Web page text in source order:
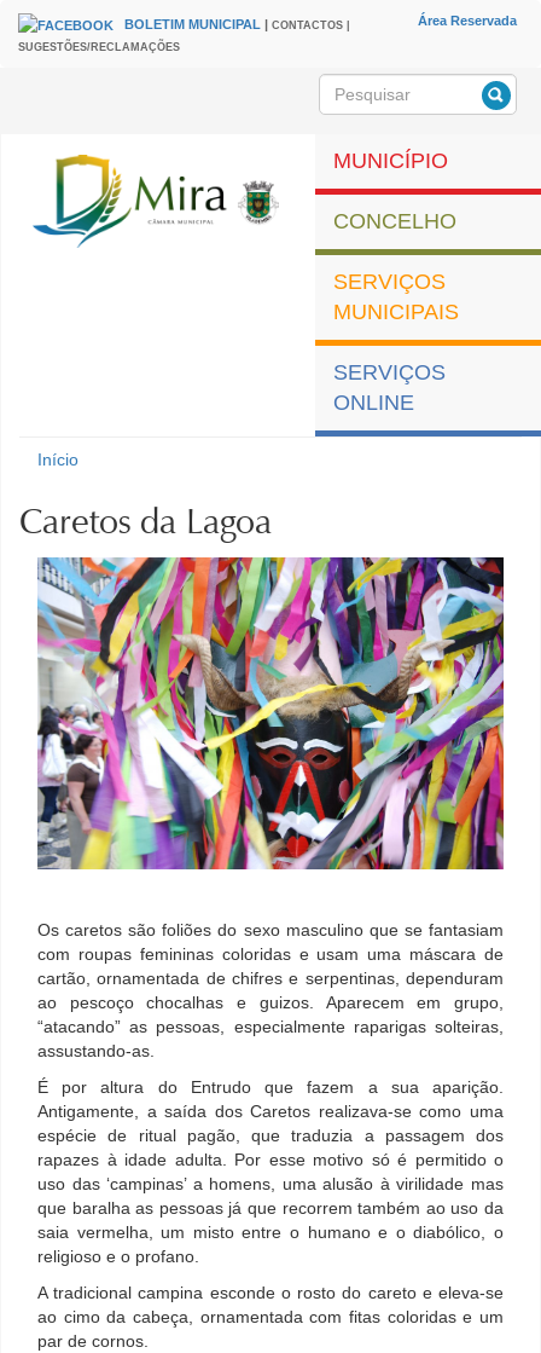
Passar para o conteúdo principal
HEADER
BOLETIM MUNICIPAL | CONTACTOS |
SUGESTÕES/RECLAMAÇÕES
secundário
Área Reservada
Formulário de
pesquisa
Pesquisar
MUNICÍPIO
CONCELHO
SERVIÇOS
MUNICIPAIS
SERVIÇOS
ONLINE
Início
Caretos da Lagoa
Os caretos são foliões do sexo masculino que se fantasiam
com roupas femininas coloridas e usam uma máscara de
cartão, ornamentada de chifres e serpentinas, dependuram
ao pescoço chocalhas e guizos. Aparecem em grupo,
“atacando” as pessoas, especialmente raparigas solteiras,
assustando-as.
É por altura do Entrudo que fazem a sua aparição.
Antigamente, a saída dos Caretos realizava-se como uma
espécie de ritual pagão, que traduzia a passagem dos
rapazes à idade adulta. Por esse motivo só é permitido o
uso das ‘campinas’ a homens, uma alusão à virilidade mas
que baralha as pessoas já que recorrem também ao uso da
saia vermelha, um misto entre o humano e o diabólico, o
religioso e o profano.
A tradicional campina esconde o rosto do careto e eleva-se
ao cimo da cabeça, ornamentada com fitas coloridas e um
par de cornos.